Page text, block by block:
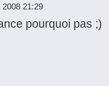
21:29
pourquoi pas ;)